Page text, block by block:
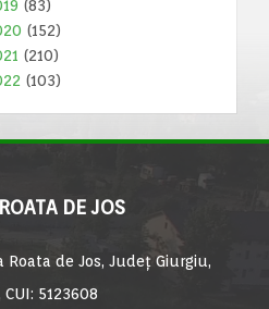
(83)
(152)
(210)
(103)
DE JOS
Roata de Jos, Județ Giurgiu,
5123608